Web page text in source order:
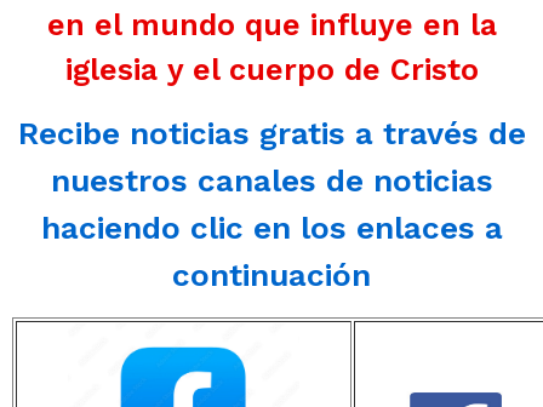
en el mundo que influye en la
iglesia y el cuerpo de Cristo
Recibe noticias gratis a través de
nuestros canales de noticias
haciendo clic en los enlaces a
continuación